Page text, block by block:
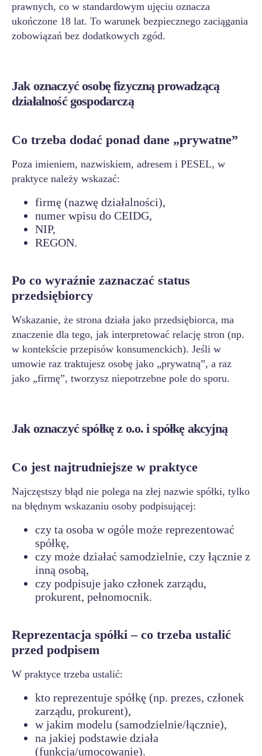
prawnych, co w standardowym ujęciu oznacza
ukończone 18 lat. To warunek bezpiecznego zaciągania
zobowiązań bez dodatkowych zgód.
Jak oznaczyć osobę fizyczną prowadzącą
działalność gospodarczą
Co trzeba dodać ponad dane „prywatne”
Poza imieniem, nazwiskiem, adresem i PESEL, w
praktyce należy wskazać:
firmę (nazwę działalności),
numer wpisu do CEIDG,
NIP,
REGON.
Po co wyraźnie zaznaczać status
przedsiębiorcy
Wskazanie, że strona działa jako przedsiębiorca, ma
znaczenie dla tego, jak interpretować relację stron (np.
w kontekście przepisów konsumenckich). Jeśli w
umowie raz traktujesz osobę jako „prywatną”, a raz
jako „firmę”, tworzysz niepotrzebne pole do sporu.
Jak oznaczyć spółkę z o.o. i spółkę akcyjną
Co jest najtrudniejsze w praktyce
Najczęstszy błąd nie polega na złej nazwie spółki, tylko
na błędnym wskazaniu osoby podpisującej:
czy ta osoba w ogóle może reprezentować
spółkę,
czy może działać samodzielnie, czy łącznie z
inną osobą,
czy podpisuje jako członek zarządu,
prokurent, pełnomocnik.
Reprezentacja spółki – co trzeba ustalić
przed podpisem
W praktyce trzeba ustalić:
kto reprezentuje spółkę (np. prezes, członek
zarządu, prokurent),
w jakim modelu (samodzielnie/łącznie),
na jakiej podstawie działa
(funkcja/umocowanie).